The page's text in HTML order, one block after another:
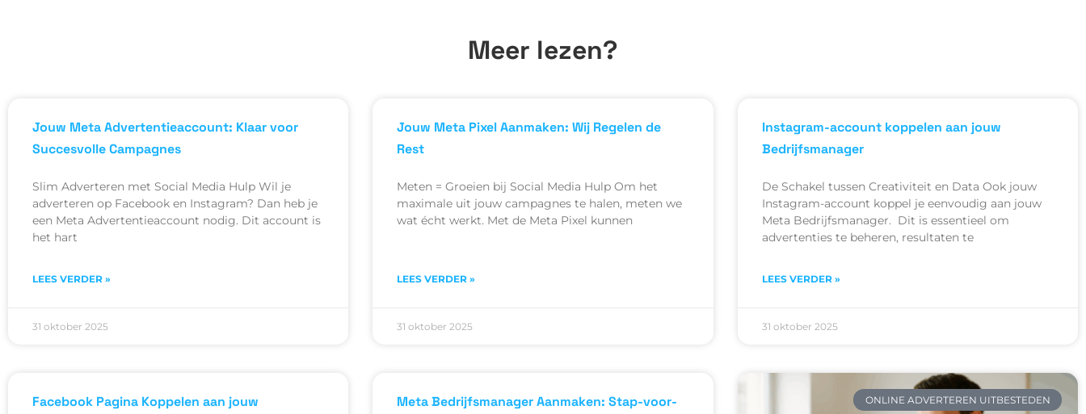
Meer lezen?
Jouw Meta Advertentieaccount: Klaar voor
Succesvolle Campagnes
Slim Adverteren met Social Media Hulp Wil je
adverteren op Facebook en Instagram? Dan heb je
een Meta Advertentieaccount nodig. Dit account is
het hart
LEES VERDER »
31 oktober 2025
Jouw Meta Pixel Aanmaken: Wij Regelen de
Rest
Meten = Groeien bij Social Media Hulp Om het
maximale uit jouw campagnes te halen, meten we
wat écht werkt. Met de Meta Pixel kunnen
LEES VERDER »
31 oktober 2025
Instagram-account koppelen aan jouw
Bedrijfsmanager
De Schakel tussen Creativiteit en Data Ook jouw
Instagram-account koppel je eenvoudig aan jouw
Meta Bedrijfsmanager. Dit is essentieel om
advertenties te beheren, resultaten te
LEES VERDER »
31 oktober 2025
Facebook Pagina Koppelen aan jouw Meta Bedrijfsmanager Aanmaken: Stap-voor- ONLINE ADVERTEREN UITBESTEDEN